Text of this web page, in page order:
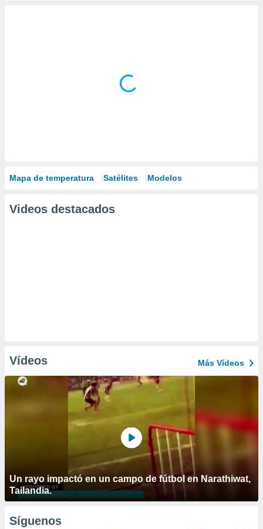
Mapa de temperatura Satélites Modelos
Videos destacados
Vídeos Más Vídeos
Un rayo impactó en un campo de fútbol en Narathiwat,
Tailandia.
Síguenos